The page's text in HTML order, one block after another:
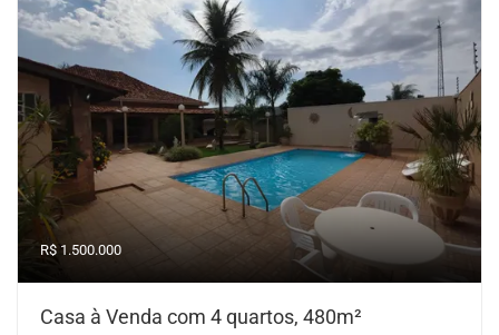
R$ 1.500.000
Casa à Venda com 4 quartos, 480m²